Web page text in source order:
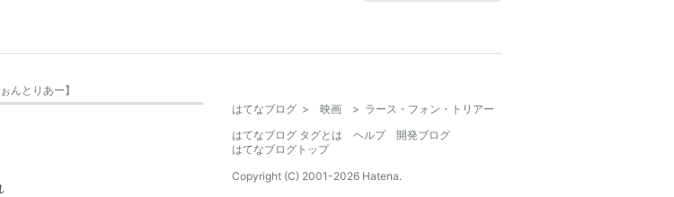
んとりあー】
はてなブログ > 映画 > ラース・フォン・トリアー
はてなブログ タグとは
ヘルプ
開発ブログ
はてなブログトップ
Copyright (C) 2001-2026 Hatena.